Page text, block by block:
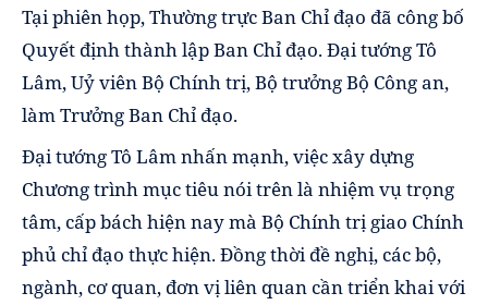
Tại phiên họp, Thường trực Ban Chỉ đạo đã công bố
Quyết định thành lập Ban Chỉ đạo. Đại tướng Tô
Lâm, Uỷ viên Bộ Chính trị, Bộ trưởng Bộ Công an,
làm Trưởng Ban Chỉ đạo.
Đại tướng Tô Lâm nhấn mạnh, việc xây dựng
Chương trình mục tiêu nói trên là nhiệm vụ trọng
tâm, cấp bách hiện nay mà Bộ Chính trị giao Chính
phủ chỉ đạo thực hiện. Đồng thời đề nghị, các bộ,
ngành, cơ quan, đơn vị liên quan cần triển khai với